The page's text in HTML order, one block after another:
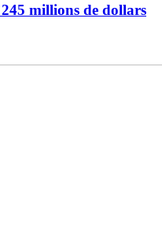
millions de dollars